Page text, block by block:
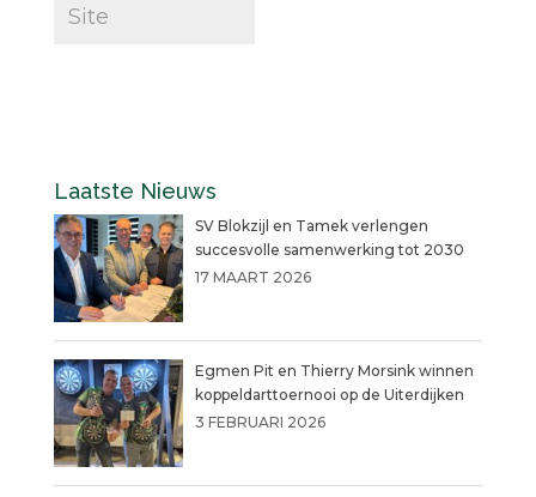
Laatste Nieuws
SV Blokzijl en Tamek verlengen
succesvolle samenwerking tot 2030
17 MAART 2026
Egmen Pit en Thierry Morsink winnen
koppeldarttoernooi op de Uiterdijken
3 FEBRUARI 2026